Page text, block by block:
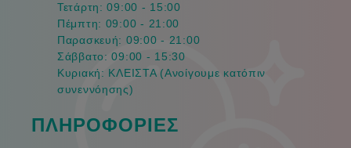
Τετάρτη: 09:00 - 15:00
Πέμπτη: 09:00 - 21:00
Παρασκευή: 09:00 - 21:00
Σάββατο: 09:00 - 15:30
Κυριακή: ΚΛΕΙΣΤΑ (Ανοίγουμε κατόπιν
συνεννόησης)
ΠΛΗΡΟΦΟΡΙΕΣ